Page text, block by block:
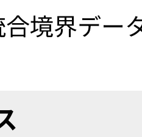
境界デー